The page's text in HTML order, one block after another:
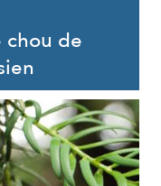
chou de